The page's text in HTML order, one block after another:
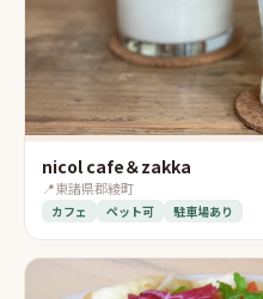
nicol cafe＆zakka
📍東諸県郡綾町
カフェ ペット可 駐車場あり